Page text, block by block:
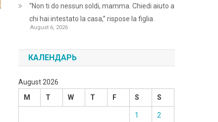
“Non ti do nessun soldi, mamma. Chiedi aiuto a
chi hai intestato la casa,” rispose la figlia.
August 6, 2026
КАЛЕНДАРЬ
August 2026
M
T W T F S S
1 2